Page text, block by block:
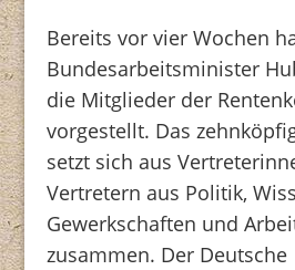
Bereits vor vier Wochen
Bundesarbeitsminister
die Mitglieder der
vorgestellt. Das
setzt sich aus
Vertretern aus Politik,
Gewerkschaften und
zusammen. Der Deutsche